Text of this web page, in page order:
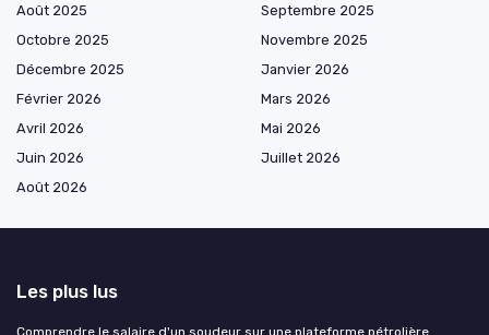
Août 2025
Septembre 2025
Octobre 2025
Novembre 2025
Décembre 2025
Janvier 2026
Février 2026
Mars 2026
Avril 2026
Mai 2026
Juin 2026
Juillet 2026
Août 2026
Les plus lus
Comprendre le salaire d'un soudeur sur une plateforme pétrolière